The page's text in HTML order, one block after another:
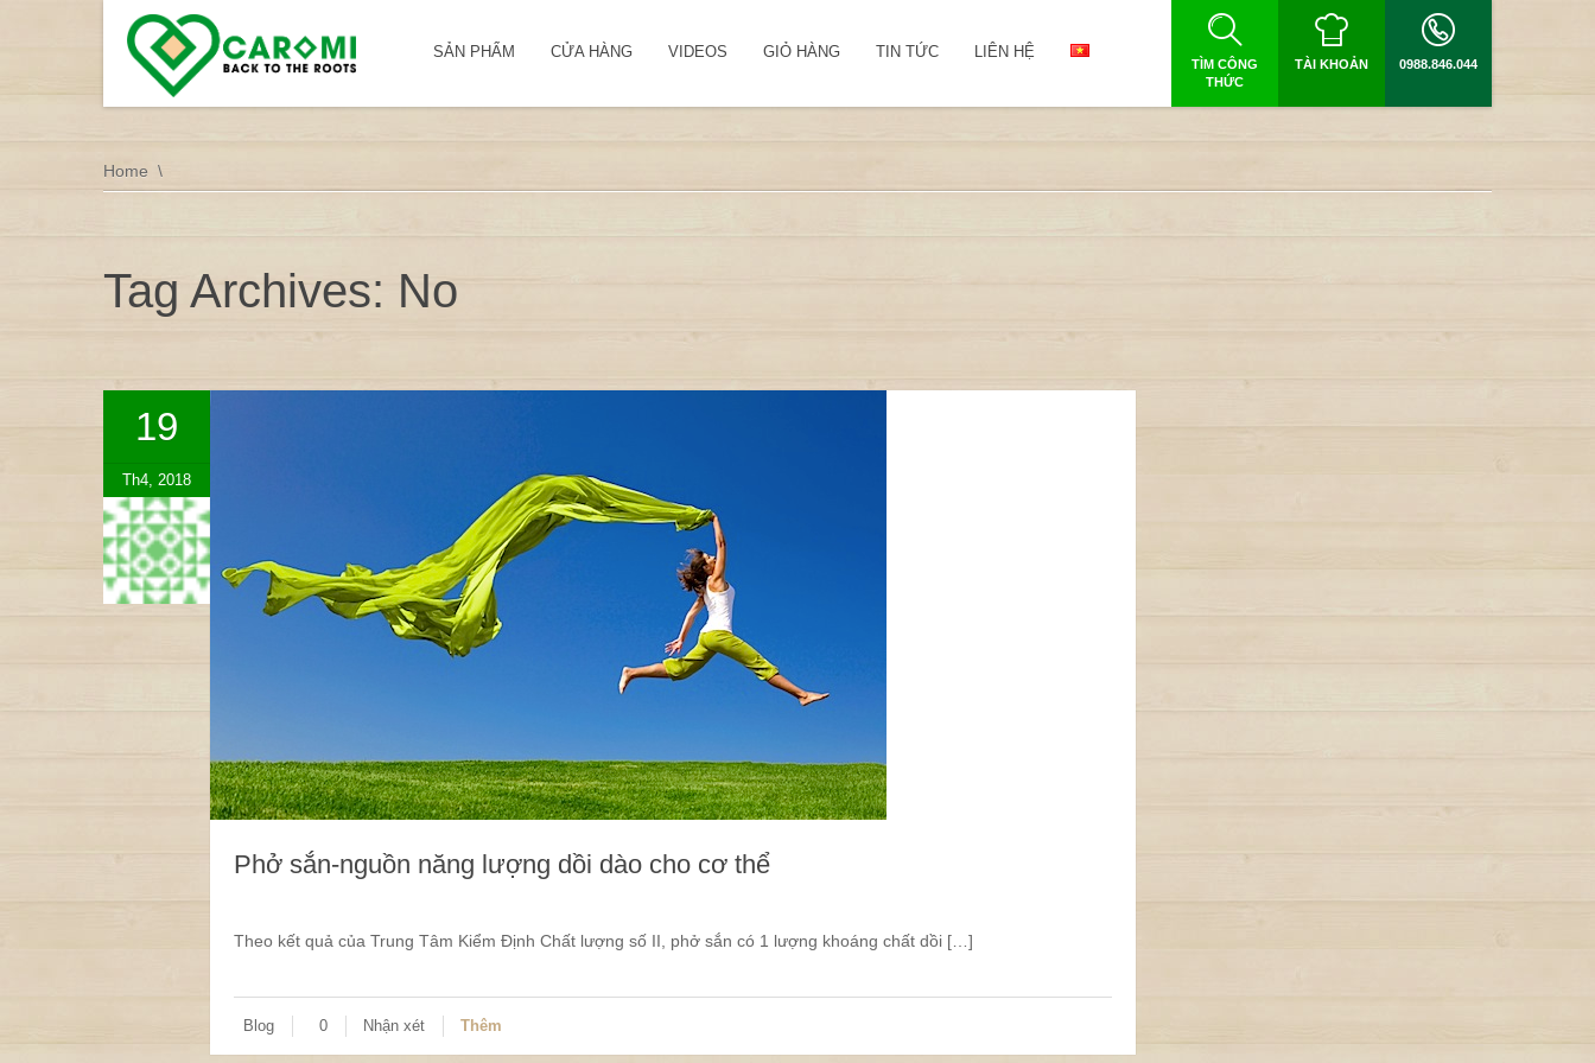
SẢN PHẨM CỬA HÀNG VIDEOS GIỎ HÀNG TIN TỨC LIÊN HỆ
TÌM CÔNG
THỨC
TÀI KHOẢN 0988.846.044
Home
Tag Archives: No
19
Th4, 2018
Phở sắn-nguồn năng lượng dồi dào cho cơ thể
Theo kết quả của Trung Tâm Kiểm Định Chất lượng số II, phở sắn có 1 lượng khoáng chất dồi […]
Blog 0 Nhận xét Thêm